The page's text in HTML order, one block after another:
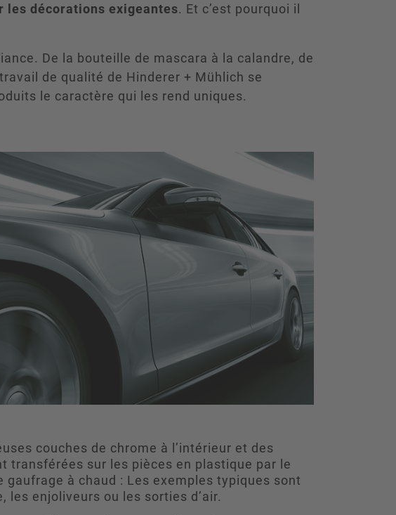
les décorations exigeantes. Et c’est pourquoi il
De la bouteille de mascara à la calandre, de
de qualité de Hinderer + Mühlich se
le caractère qui les rend uniques.
couches de chrome à l’intérieur et des
transférées sur les pièces en plastique par le
gaufrage à chaud : Les exemples typiques sont
les enjoliveurs ou les sorties d’air.